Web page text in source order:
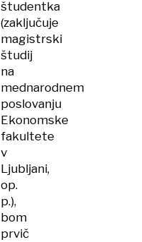
študentka
(zaključuje
magistrski
študij
na
mednarodnem
poslovanju
Ekonomske
fakultete
v
Ljubljani,
op.
p.),
bom
prvič